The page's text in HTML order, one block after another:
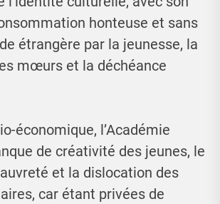
honteuse et sans
étrangère par la jeunesse, la
mœurs et la déchéance
économique, l’Académie
de créativité des jeunes, le
et la dislocation des
car étant privées de